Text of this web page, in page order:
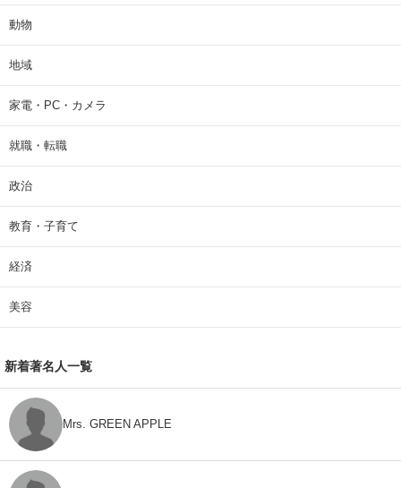
動物
地域
家電・PC・カメラ
就職・転職
政治
教育・子育て
経済
美容
新着著名人一覧
Mrs. GREEN APPLE